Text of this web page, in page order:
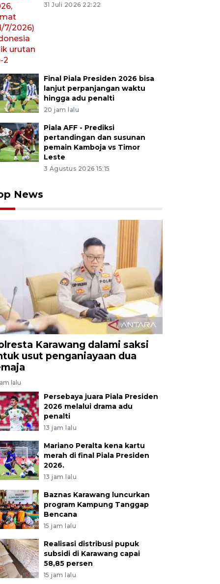
31 Juli 2026 22:22
Final Piala Presiden 2026 bisa
lanjut perpanjangan waktu
hingga adu penalti
20 jam lalu
Piala AFF - Prediksi
pertandingan dan susunan
pemain Kamboja vs Timor
Leste
3 Agustus 2026 15:15
News
Karawang dalami saksi
usut penganiayaan dua
lalu
Persebaya juara Piala Presiden
2026 melalui drama adu
penalti
13 jam lalu
Mariano Peralta kena kartu
merah di final Piala Presiden
2026.
13 jam lalu
Baznas Karawang luncurkan
program Kampung Tanggap
Bencana
15 jam lalu
Realisasi distribusi pupuk
subsidi di Karawang capai
58,85 persen
15 jam lalu